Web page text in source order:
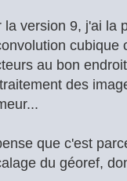
la version 9, j'ai la
cubique
au bon
des
que c'est
du géoref,